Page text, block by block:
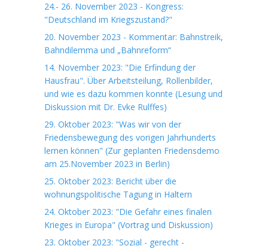
24.- 26. November 2023 - Kongress:
"Deutschland im Kriegszustand?"
20. November 2023 - Kommentar: Bahnstreik,
Bahndilemma und „Bahnreform“
14. November 2023: "Die Erfindung der
Hausfrau". Über Arbeitsteilung, Rollenbilder,
und wie es dazu kommen konnte (Lesung und
Diskussion mit Dr. Evke Rulffes)
29. Oktober 2023: "Was wir von der
Friedensbewegung des vorigen Jahrhunderts
lernen können" (Zur geplanten Friedensdemo
am 25.November 2023 in Berlin)
25. Oktober 2023: Bericht über die
wohnungspolitische Tagung in Haltern
24. Oktober 2023: "Die Gefahr eines finalen
Krieges in Europa" (Vortrag und Diskussion)
23. Oktober 2023: "Sozial - gerecht -